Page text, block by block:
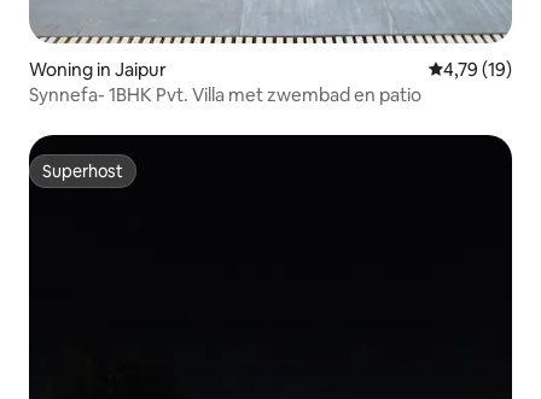
Woning in Jaipur Gemiddelde
4,79 (19)
Synnefa- 1BHK Pvt. Villa met zwembad en patio
Superhost
Superhost